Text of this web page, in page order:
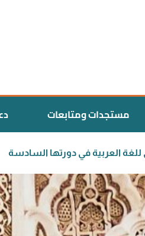
مستجدات ومتابعات
مركز أبوظبي للغة العربية في